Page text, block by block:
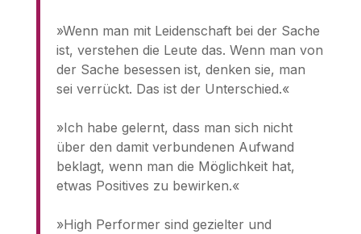
»Wenn man mit Leidenschaft bei der Sache
ist, verstehen die Leute das. Wenn man von
der Sache besessen ist, denken sie, man
sei verrückt. Das ist der Unterschied.«
»Ich habe gelernt, dass man sich nicht
über den damit verbundenen Aufwand
beklagt, wenn man die Möglichkeit hat,
etwas Positives zu bewirken.«
»High Performer sind gezielter und